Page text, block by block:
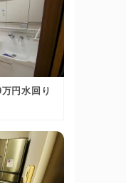
円水回り